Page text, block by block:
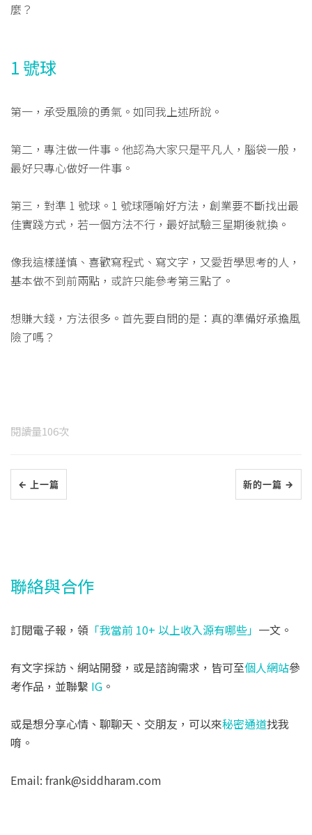
麼？
1 號球
第一，承受風險的勇氣。如同我上述所說。
第二，專注做一件事。他認為大家只是平凡人，腦袋一般，
最好只專心做好一件事。
第三，對準 1 號球。1 號球隱喻好方法，創業要不斷找出最
佳實踐方式，若一個方法不行，最好試驗三星期後就換。
像我這樣謹慎、喜歡寫程式、寫文字，又愛哲學思考的人，
基本做不到前兩點，或許只能參考第三點了。
想賺大錢，方法很多。首先要自問的是：真的準備好承擔風
險了嗎？
閱讀量106次
← 上一篇 新的一篇 →
聯絡與合作
訂閱電子報，領 「我當前 10+ 以上收入源有哪些」 一文。
有文字採訪、網站開發，或是諮詢需求，皆可至個人網站參
考作品，並聯繫 IG 。
或是想分享心情、聊聊天、交朋友，可以來秘密通道找我
唷。
Email: frank@siddharam.com